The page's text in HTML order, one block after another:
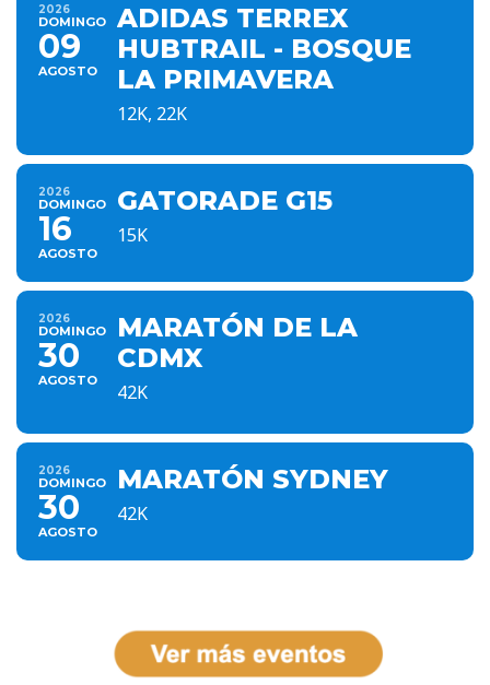
2026
DOMINGO
09
AGOSTO
ADIDAS TERREX
HUBTRAIL - BOSQUE
LA PRIMAVERA
12K, 22K
2026
DOMINGO
16
AGOSTO
GATORADE G15
15K
2026
DOMINGO
30
AGOSTO
MARATÓN DE LA
CDMX
42K
2026
DOMINGO
30
AGOSTO
MARATÓN SYDNEY
42K